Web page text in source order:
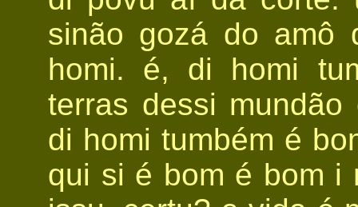
sinão gozá do amô
homi. é, di homi
terras dessi
di homi tumbém é
qui si é bom é bom i